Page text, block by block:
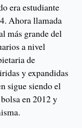
era estudiante
Ahora llamada
más grande del
a nivel
de
y expandidas
sigue siendo el
en 2012 y